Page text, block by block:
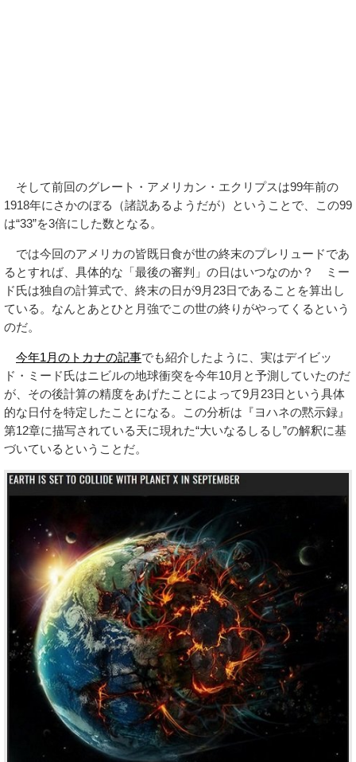
そして前回のグレート・アメリカン・エクリプスは99年前の
1918年にさかのぼる（諸説あるようだが）ということで、この99
は“33”を3倍にした数となる。
では今回のアメリカの皆既日食が世の終末のプレリュードであ
るとすれば、具体的な「最後の審判」の日はいつなのか？ ミー
ド氏は独自の計算式で、終末の日が9月23日であることを算出し
ている。なんとあとひと月強でこの世の終りがやってくるという
のだ。
今年1月のトカナの記事でも紹介したように、実はデイビッ
ド・ミード氏はニビルの地球衝突を今年10月と予測していたのだ
が、その後計算の精度をあげたことによって9月23日という具体
的な日付を特定したことになる。この分析は『ヨハネの黙示録』
第12章に描写されている天に現れた“大いなるしるし”の解釈に基
づいているということだ。